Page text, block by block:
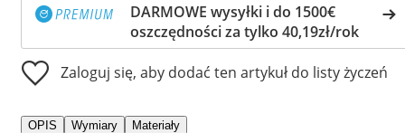
DARMOWE wysyłki i do 1500€
oszczędności za tylko 40,19zł/rok
Zaloguj się, aby dodać ten artykuł do listy życzeń
OPIS Wymiary Materiały